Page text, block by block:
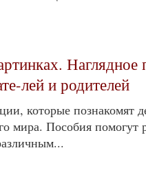
Наглядное
лей и родителей
которые познакомят
мира. Пособия помогут